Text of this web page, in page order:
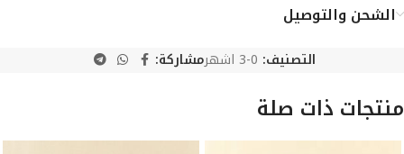
الشحن والتوصيل
التصنيف: 0-3 اشهر مشاركة:
منتجات ذات صلة